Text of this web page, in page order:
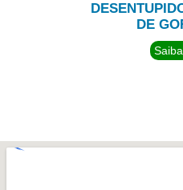
DE